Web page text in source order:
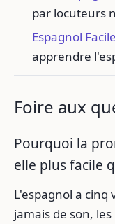
par locuteurs
Espagnol Facile
apprendre
Foire aux
Pourquoi la
elle plus facile
L'espagnol a
jamais de son,